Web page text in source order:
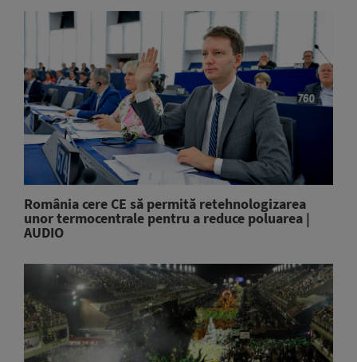
România cere CE să permită retehnologizarea
unor termocentrale pentru a reduce poluarea |
AUDIO